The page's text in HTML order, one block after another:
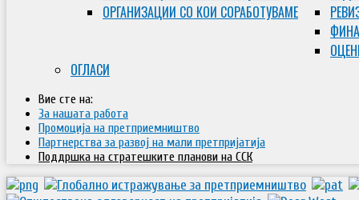
ОРГАНИЗАЦИИ СО КОИ СОРАБОТУВАМЕ
ОГЛАСИ
Вие сте на:
За нашата работа
Промоција на претприемништво
Партнерства за развој на мали претпријатија
Поддршка на стратешките планови на ССК